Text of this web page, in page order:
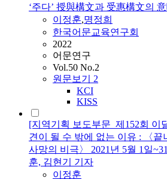
‘주다’ 授與構文과 受惠構文의
이정훈,명정희
한국어문교육연구회
2022
어문연구
Vol.50 No.2
원문보기 2
KCI
KISS
[지역기획 보도부문_제152회 이
견이 될 수 밖에 없는 이유 : 〈끝
사망의 비극〉 2021년 5월 1일
훈, 김현기 기자
이정훈